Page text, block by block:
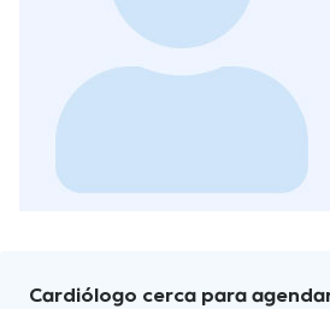
Cardiólogo cerca para